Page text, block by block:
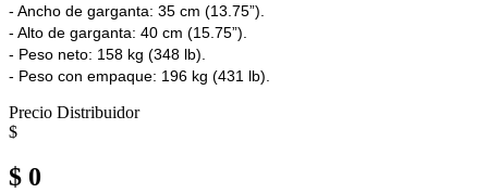
- Ancho de garganta: 35 cm (13.75”).
- Alto de garganta: 40 cm (15.75”).
- Peso neto: 158 kg (348 lb).
- Peso con empaque: 196 kg (431 lb).
Precio Distribuidor
$
$ 0